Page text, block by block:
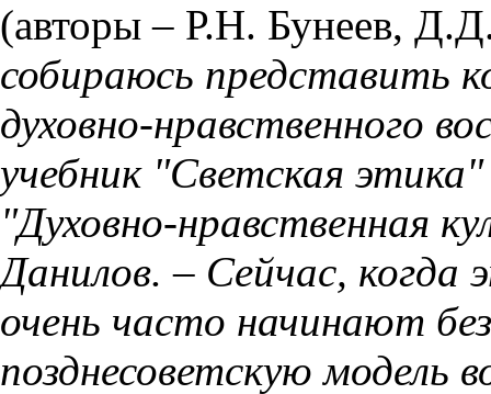
(авторы – Р.Н. Бунеев,
собираюсь представить
духовно-нравственного
учебник "Светская
"Духовно-нравственная
Данилов. – Сейчас,
очень часто начинают
позднесоветскую модель